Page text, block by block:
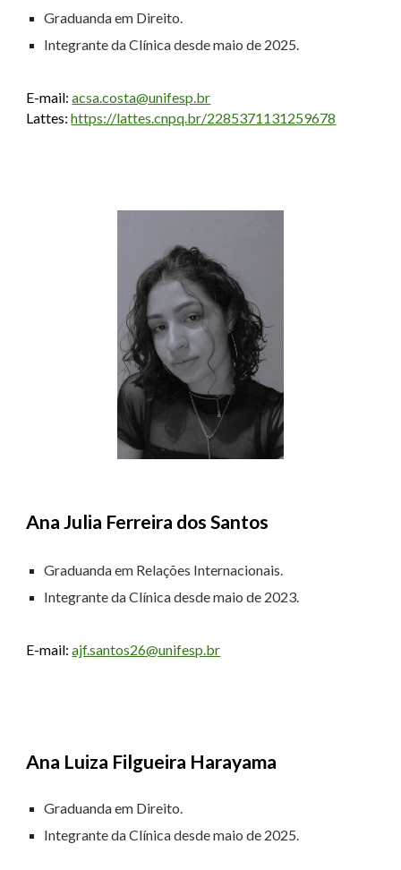
Graduanda em Direito.
Integrante da Clínica desde maio de 2025.
E-mail:acsa.costa@unifesp.br
Lattes:https://lattes.cnpq.br/2285371131259678
Ana Julia Ferreira dos Santos
Graduanda em Relações Internacionais.
Integrante da Clínica desde maio de 2023.
E-mail: ajf.santos26@unifesp.br
Ana Luiza Filgueira Harayama
Graduanda em Direito.
Integrante da Clínica desdemaio de 2025.